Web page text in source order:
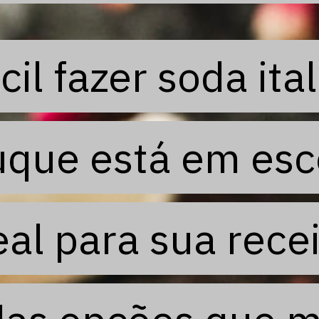
fazer soda
está em
para sua
fazer soda
está em
para sua